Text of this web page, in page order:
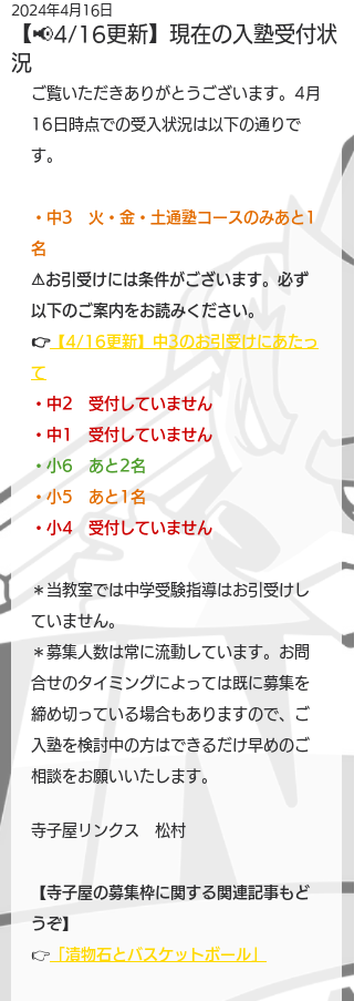
【📢4/16更新】現在の入塾受付状
況
2024年4月16日
ご覧いただきありがとうございます。4月
16日時点での受入状況は以下の通りで
す。
・中3　火・金・土通塾コースのみあと1
名
⚠お引受けには条件がございます。必ず
以下のご案内をお読みください。
👉【4/16更新】中3のお引受けにあたっ
て
・中2　受付していません
・中1　受付していません
・小6　あと2名
・小5　あと1名
・小4　受付していません
＊当教室では中学受験指導はお引受けし
ていません。
＊募集人数は常に流動しています。お問
合せのタイミングによっては既に募集を
締め切っている場合もありますので、ご
入塾を検討中の方はできるだけ早めのご
相談をお願いいたします。
寺子屋リンクス　松村
【寺子屋の募集枠に関する関連記事もど
うぞ】
👉 「漬物石とバスケットボール」